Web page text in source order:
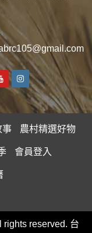
Instagram
事 農村精選好物
會員登入
reserved. 台